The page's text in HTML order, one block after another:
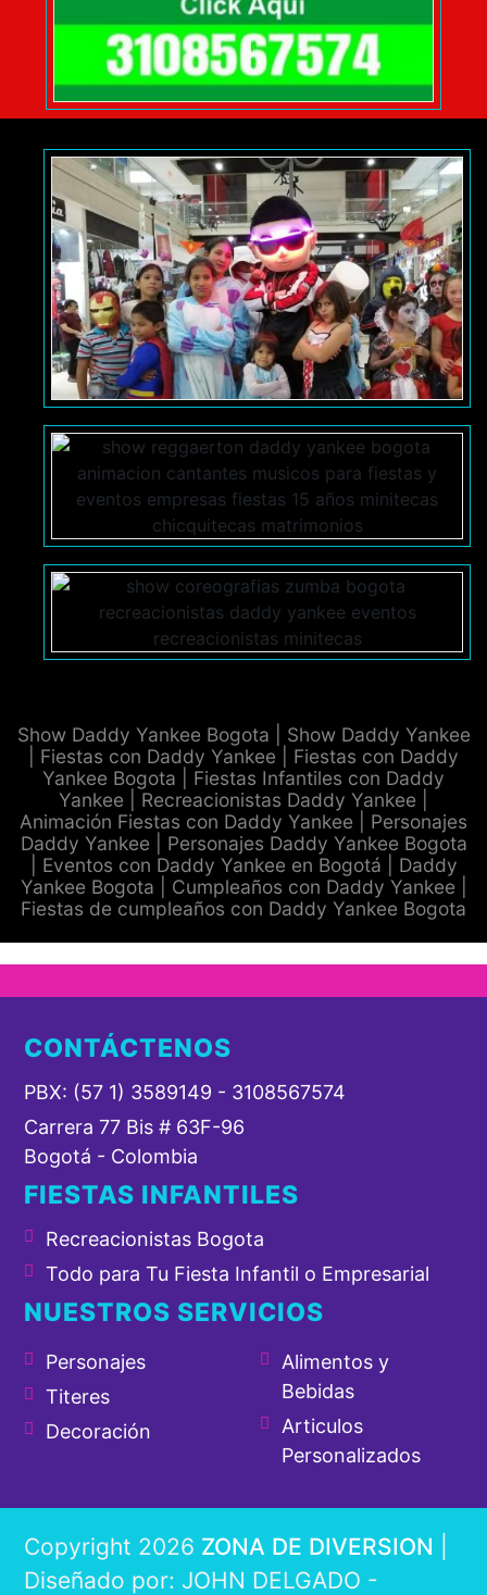
Show Daddy Yankee Bogota | Show Daddy Yankee
| Fiestas con Daddy Yankee | Fiestas con Daddy
Yankee Bogota | Fiestas Infantiles con Daddy
Yankee | Recreacionistas Daddy Yankee |
Animación Fiestas con Daddy Yankee | Personajes
Daddy Yankee | Personajes Daddy Yankee Bogota
| Eventos con Daddy Yankee en Bogotá | Daddy
Yankee Bogota | Cumpleaños con Daddy Yankee |
Fiestas de cumpleaños con Daddy Yankee Bogota
CONTÁCTENOS
PBX: (57 1) 3589149 - 3108567574
Carrera 77 Bis # 63F-96
Bogotá - Colombia
FIESTAS INFANTILES
Recreacionistas Bogota
Todo para Tu Fiesta Infantil o Empresarial
NUESTROS SERVICIOS
Personajes
Titeres
Decoración
Alimentos y
Bebidas
Articulos
Personalizados
Copyright 2026 ZONA DE DIVERSION
Diseñado por: JOHN DELGADO -